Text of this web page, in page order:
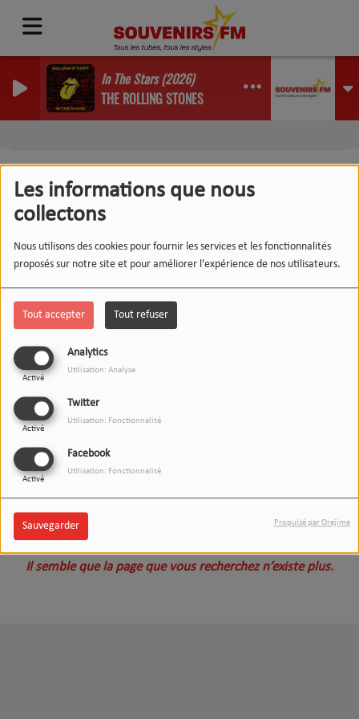
Les informations que nous
collectons
Nous utilisons des cookies pour fournir les services et les fonctionnalités
proposés sur notre site et pour améliorer l'expérience de nos utilisateurs.
Tout accepter Tout refuser
Analytics
Activé
Utilisation: Analyse
Twitter
Activé
Utilisation: Fonctionnalité
Facebook
Activé
Utilisation: Fonctionnalité
Sauvegarder Propulsé par Orejime
In The Stars (2026)
THE ROLLING STONES
404
Oups, vous avez rencontré
Il semble que la page que vous recherchez n’existe plus.